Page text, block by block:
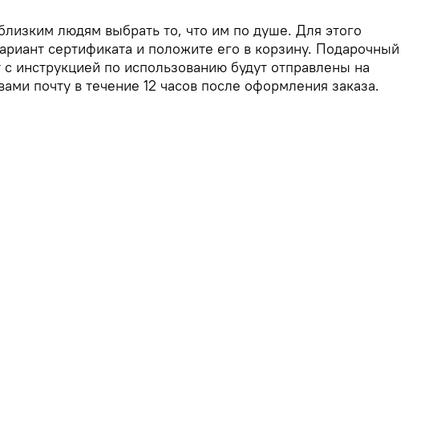
людям выбрать то, что им по душе. Для этого
сертификата и положите его в корзину. Подарочный
с инструкцией по использованию будут отправлены на
почту в течение 12 часов после оформления заказа.